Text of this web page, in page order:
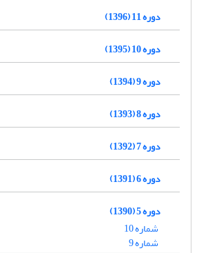
دوره 11 (1396)
دوره 10 (1395)
دوره 9 (1394)
دوره 8 (1393)
دوره 7 (1392)
دوره 6 (1391)
دوره 5 (1390)
شماره 10
شماره 9